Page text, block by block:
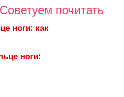
Советуем почитать
ноги: как